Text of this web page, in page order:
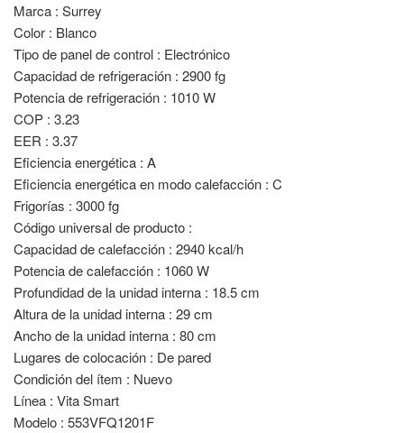
Marca : Surrey
Color : Blanco
Tipo de panel de control : Electrónico
Capacidad de refrigeración : 2900 fg
Potencia de refrigeración : 1010 W
COP : 3.23
EER : 3.37
Eficiencia energética : A
Eficiencia energética en modo calefacción : C
Frigorías : 3000 fg
Código universal de producto :
Capacidad de calefacción : 2940 kcal/h
Potencia de calefacción : 1060 W
Profundidad de la unidad interna : 18.5 cm
Altura de la unidad interna : 29 cm
Ancho de la unidad interna : 80 cm
Lugares de colocación : De pared
Condición del ítem : Nuevo
Línea : Vita Smart
Modelo : 553VFQ1201F